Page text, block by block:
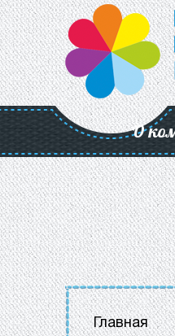
О
Главная